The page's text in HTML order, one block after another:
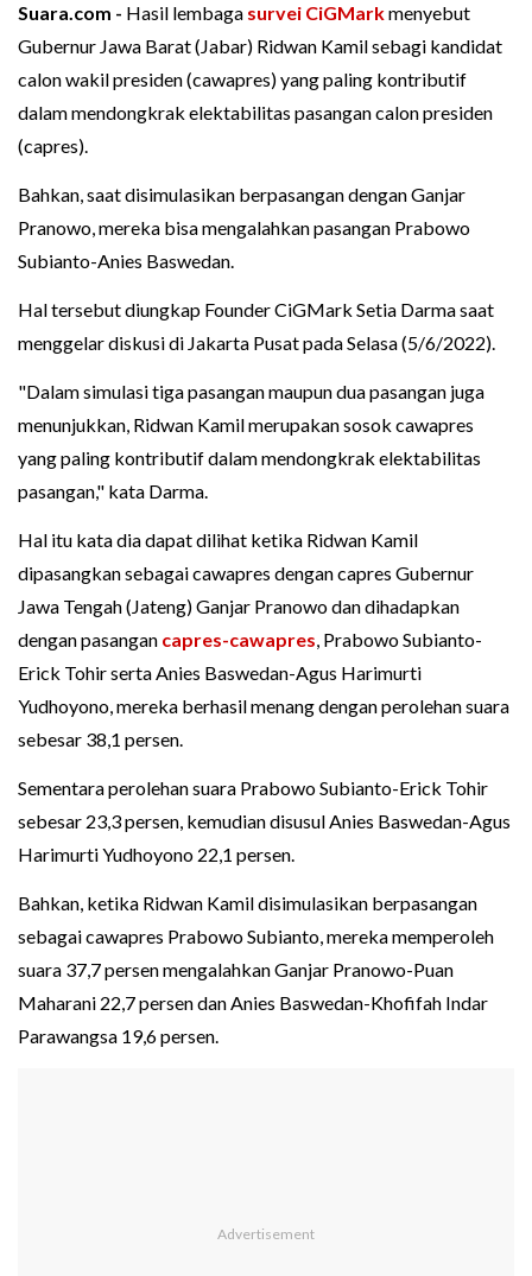
Suara.com - Hasil lembaga survei CiGMarkmenyebut
Gubernur Jawa Barat (Jabar) Ridwan Kamil sebagi kandidat
calon wakil presiden (cawapres) yang paling kontributif
dalam mendongkrak elektabilitas pasangan calon presiden
(capres).
Bahkan, saat disimulasikan berpasangan dengan Ganjar
Pranowo, mereka bisa mengalahkan pasangan Prabowo
Subianto-Anies Baswedan.
Hal tersebut diungkap Founder CiGMark Setia Darma saat
menggelar diskusi di Jakarta Pusat pada Selasa (5/6/2022).
"Dalam simulasi tiga pasangan maupun dua pasangan juga
menunjukkan, Ridwan Kamil merupakan sosok cawapres
yang paling kontributif dalam mendongkrak elektabilitas
pasangan," kata Darma.
Hal itu kata dia dapat dilihat ketika Ridwan Kamil
dipasangkan sebagai cawapres dengan capres Gubernur
Jawa Tengah (Jateng) Ganjar Pranowo dan dihadapkan
dengan pasangan capres-cawapres, Prabowo Subianto-
Erick Tohir serta Anies Baswedan-Agus Harimurti
Yudhoyono, mereka berhasil menang dengan perolehan suara
sebesar 38,1 persen.
Sementara perolehan suara Prabowo Subianto-Erick Tohir
sebesar 23,3 persen, kemudian disusul Anies Baswedan-Agus
Harimurti Yudhoyono 22,1 persen.
Bahkan, ketika Ridwan Kamil disimulasikan berpasangan
sebagai cawapres Prabowo Subianto, mereka memperoleh
suara 37,7 persen mengalahkan Ganjar Pranowo-Puan
Maharani 22,7 persen dan Anies Baswedan-Khofifah Indar
Parawangsa 19,6 persen.